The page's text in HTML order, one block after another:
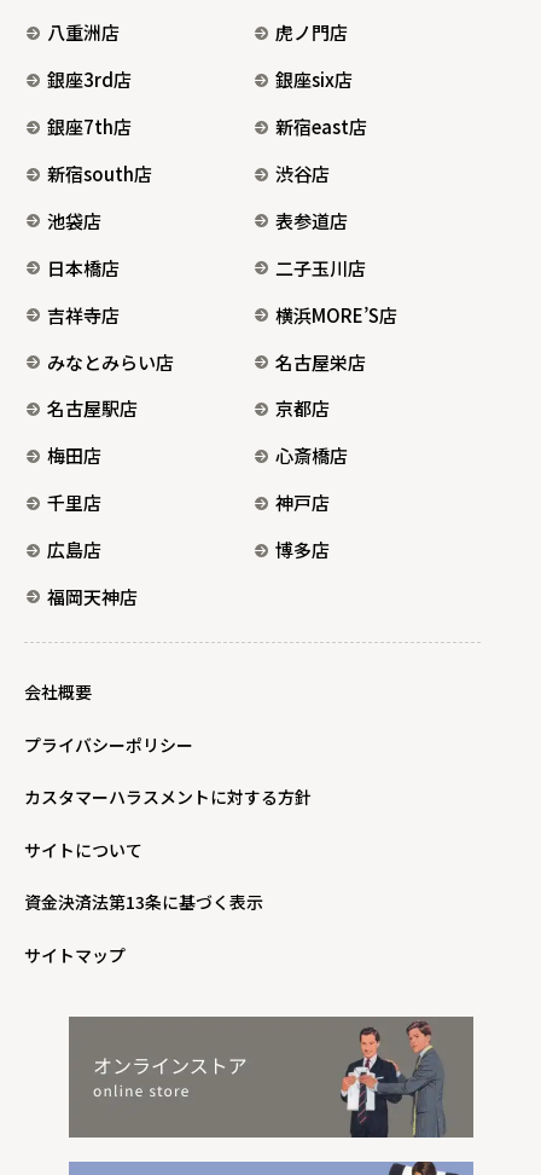
八重洲店
虎ノ門店
銀座3rd店
銀座six店
銀座7th店
新宿east店
新宿south店
渋谷店
池袋店
表参道店
日本橋店
二子玉川店
吉祥寺店
横浜MORE’S店
みなとみらい店
名古屋栄店
名古屋駅店
京都店
梅田店
心斎橋店
千里店
神戸店
広島店
博多店
福岡天神店
会社概要
プライバシーポリシー
カスタマーハラスメントに対する方針
サイトについて
資金決済法第13条に基づく表示
サイトマップ